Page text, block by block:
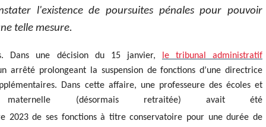
l'existence de poursuites pénales pour pouvoir
telle mesure.
Dans une décision du 15 janvier,
le tribunal administratif
arrêté prolongeant la suspension de fonctions d’une directrice
Dans cette affaire, une professeure des écoles et
maternelle (désormais retraitée) avait été
2023 de ses fonctions à titre conservatoire pour une durée de